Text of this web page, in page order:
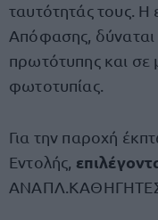
ταυτότητάς τους. Η
Απόφασης, δύναται
πρωτότυπης και
φωτοτυπίας.
Για την παροχή
Εντολής,
ΑΝΑΠΛ.ΚΑΘΗΓΗΤΕΣ